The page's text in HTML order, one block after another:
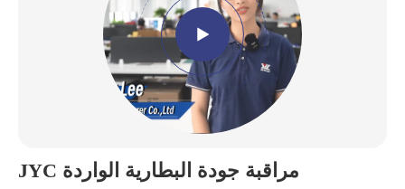

JYC مراقبة جودة البطارية الواردة